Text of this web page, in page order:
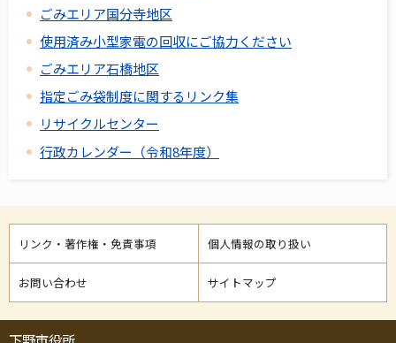
ごみエリア国分寺地区
使用済み小型家電の回収にご協力ください
ごみエリア石橋地区
指定ごみ袋制度に関するリンク集
リサイクルセンター
行政カレンダー（令和8年度）
リンク・著作権・免責事項 個人情報の取り扱い
お問い合わせ サイトマップ